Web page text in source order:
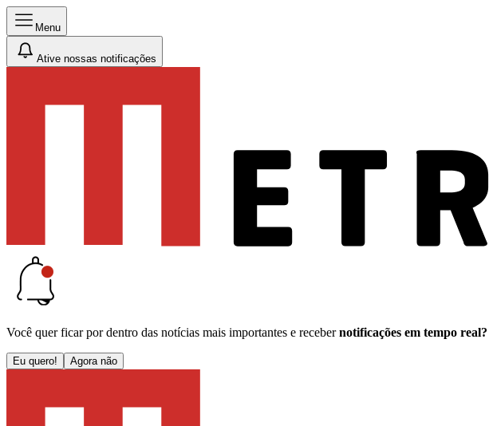
Menu
Ative nossas notificações
Você quer ficar por dentro das notícias mais importantes e receber notificações em tempo real?
Eu quero! Agora não